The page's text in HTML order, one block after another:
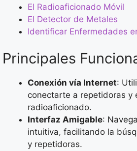
El Radioaficionado Móvil
El Detector de Metales
Identificar Enfermedades
Principales
Conexión vía Internet:
conectarte a repetidoras y
radioaficionado.
Interfaz Amigable:
intuitiva, facilitando la
y repetidoras.